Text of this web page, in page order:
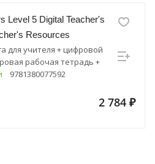
Level 5 Digital Teacher's
Resources
для учителя + цифровой
рабочая тетрадь +
материалы
9781380077592
2 784 ₽